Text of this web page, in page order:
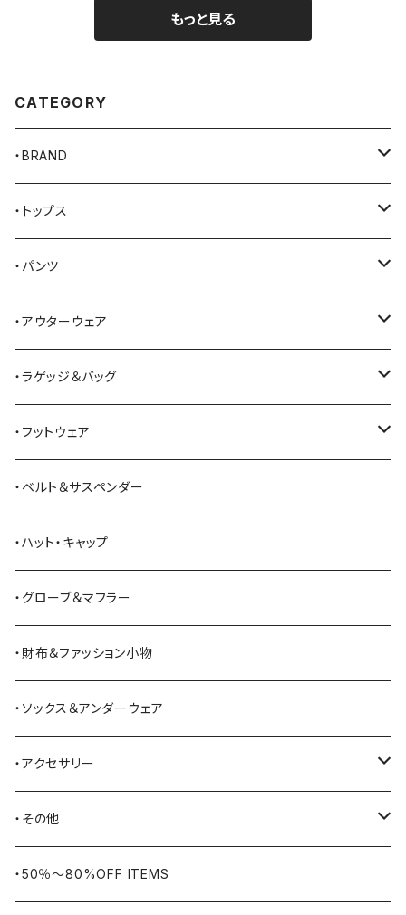
もっと見る
CATEGORY
・BRAND
AKER
Alden
ALFONSO'S OF HOLLYWOOD LEATHER
All American Khakis
American Optical
ANDERSON BEAN BOOT CO.
Bass Pro Shops
BATTLE LAKE
Barbour
BAYSIDE
BELSTAFF
BIG BILL
WORKERS BIGDAY
・トップス
Tシャツ
シャツ
ベスト
セーター
スウェットシャツ
カーディガン
パーカー
・パンツ
ジーンズ
ワークパンツ
オーバーオール
ミリタリーパンツ
ツナギ
ジャージ・スウェット
ハーフパンツ・ショートパンツ
・アウターウェア
コート
ジャケット
ベスト
・ラゲッジ＆バッグ
トートバッグ
ショルダーバッグ
リュック・バックパック
ボストンバッグ・ダッフルバッグ
ヒップバッグ・ファニーパック
ブリーフケース
ツールバッグ
・フットウェア
ブーツ
スニーカー
サンダル
その他シューズ
シュー用品
・ベルト＆サスペンダー
・ハット・キャップ
・グローブ＆マフラー
・財布＆ファッション小物
・ソックス＆アンダーウェア
・アクセサリー
バングル・ブレスレット
リング
・その他
ヴィンテージ
・50％〜80%OFF ITEMS